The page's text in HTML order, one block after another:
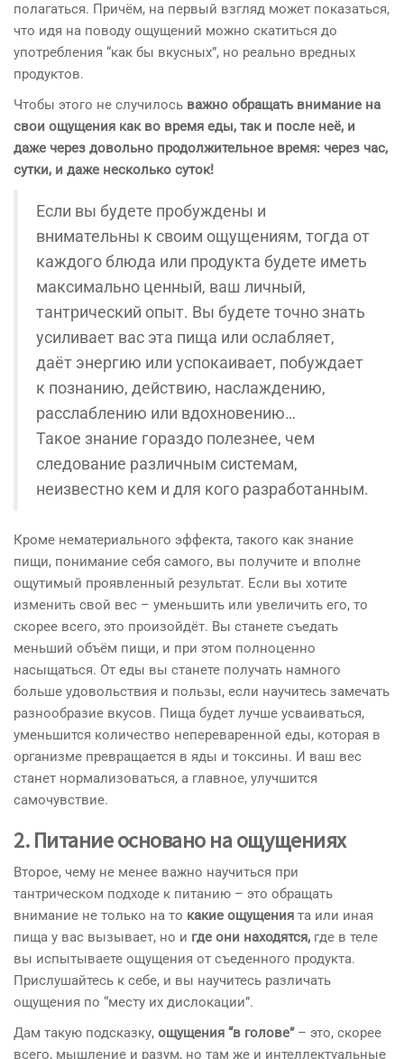
полагаться. Причём, на первый взгляд может показаться,
что идя на поводу ощущений можно скатиться до
употребления “как бы вкусных”, но реально вредных
продуктов.
Чтобы этого не случилось важно обращать внимание на
свои ощущения как во время еды, так и после неё, и
даже через довольно продолжительное время: через час,
сутки, и даже несколько суток!
Если вы будете пробуждены и
внимательны к своим ощущениям, тогда от
каждого блюда или продукта будете иметь
максимально ценный, ваш личный,
тантрический опыт. Вы будете точно знать
усиливает вас эта пища или ослабляет,
даёт энергию или успокаивает, побуждает
к познанию, действию, наслаждению,
расслаблению или вдохновению…
Такое знание гораздо полезнее, чем
следование различным системам,
неизвестно кем и для кого разработанным.
Кроме нематериального эффекта, такого как знание
пищи, понимание себя самого, вы получите и вполне
ощутимый проявленный результат. Если вы хотите
изменить свой вес – уменьшить или увеличить его, то
скорее всего, это произойдёт. Вы станете съедать
меньший объём пищи, и при этом полноценно
насыщаться. От еды вы станете получать намного
больше удовольствия и пользы, если научитесь замечать
разнообразие вкусов. Пища будет лучше усваиваться,
уменьшится количество непереваренной еды, которая в
организме превращается в яды и токсины. И ваш вес
станет нормализоваться, а главное, улучшится
самочувствие.
2. Питание основано на ощущениях
Второе, чему не менее важно научиться при
тантрическом подходе к питанию – это обращать
внимание не только на то какие ощущения та или иная
пища у вас вызывает, но и где они находятся, где в теле
вы испытываете ощущения от съеденного продукта.
Прислушайтесь к себе, и вы научитесь различать
ощущения по “месту их дислокации”.
Дам такую подсказку, ощущения “в голове”– это, скорее
всего, мышление и разум, но там же и интеллектуальные